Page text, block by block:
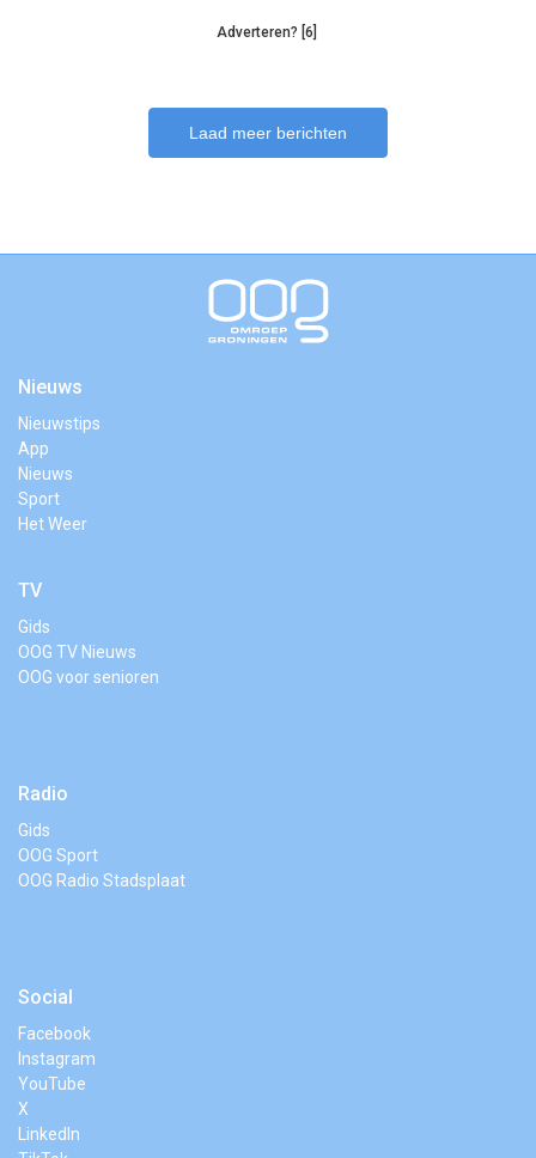
Adverteren? [6]
Laad meer berichten
Nieuws
Nieuwstips
App
Nieuws
Sport
Het Weer
TV
Gids
OOG TV Nieuws
OOG voor senioren
Radio
Gids
OOG Sport
OOG Radio Stadsplaat
Social
Facebook
Instagram
YouTube
X
LinkedIn